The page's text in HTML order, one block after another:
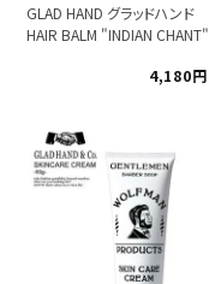
GLAD HAND グラッドハンド
HAIR BALM "INDIAN CHANT"
4,180